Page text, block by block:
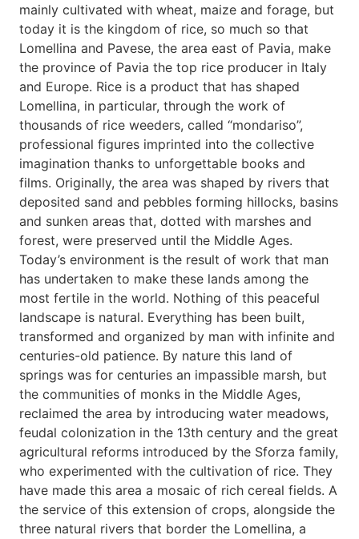
mainly cultivated with wheat, maize and forage, but
today it is the kingdom of rice, so much so that
Lomellina and Pavese, the area east of Pavia, make
the province of Pavia the top rice producer in Italy
and Europe. Rice is a product that has shaped
Lomellina, in particular, through the work of
thousands of rice weeders, called “mondariso”,
professional figures imprinted into the collective
imagination thanks to unforgettable books and
films. Originally, the area was shaped by rivers that
deposited sand and pebbles forming hillocks, basins
and sunken areas that, dotted with marshes and
forest, were preserved until the Middle Ages.
Today’s environment is the result of work that man
has undertaken to make these lands among the
most fertile in the world. Nothing of this peaceful
landscape is natural. Everything has been built,
transformed and organized by man with infinite and
centuries-old patience. By nature this land of
springs was for centuries an impassible marsh, but
the communities of monks in the Middle Ages,
reclaimed the area by introducing water meadows,
feudal colonization in the 13th century and the great
agricultural reforms introduced by the Sforza family,
who experimented with the cultivation of rice. They
have made this area a mosaic of rich cereal fields. A
the service of this extension of crops, alongside the
three natural rivers that border the Lomellina, a